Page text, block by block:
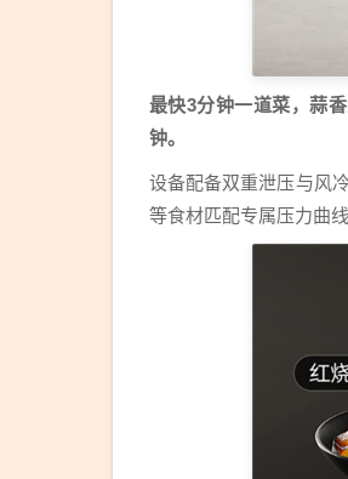
最快3分钟一道菜，蒜
钟。
设备配备双重泄压与风
等食材匹配专属压力曲线